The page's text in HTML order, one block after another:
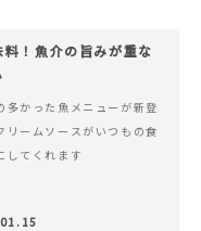
料！魚介の旨みが重な
多かった魚メニューが新登
リームソースがいつもの食
してくれます